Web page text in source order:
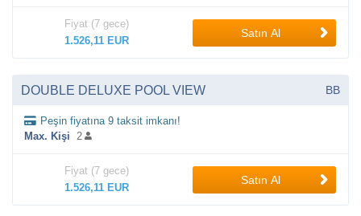
Fiyat (7 gece)
1.526,11 EUR
Satın Al
DOUBLE DELUXE POOL VIEW BB
Peşin fiyatına 9 taksit imkanı!
Max. Kişi 2
Fiyat (7 gece)
1.526,11 EUR
Satın Al